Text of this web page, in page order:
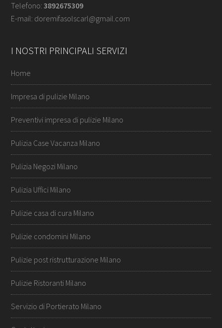
Telefono:3892675309
E-mail: doremifasolscarl@gmail.com
I NOSTRI PRINCIPALI SERVIZI
Home
Impresa di pulizie Milano
Preventivi impresa di pulizie Milano
Pulizia Case Vacanza Milano
Pulizia Negozi Milano
Pulizia Uffici Milano
Pulizie casa di cura Milano
Pulizie condomini Milano
Pulizie post ristrutturazione Milano
Pulizie Ristoranti Milano
Servizio di Portierato Milano